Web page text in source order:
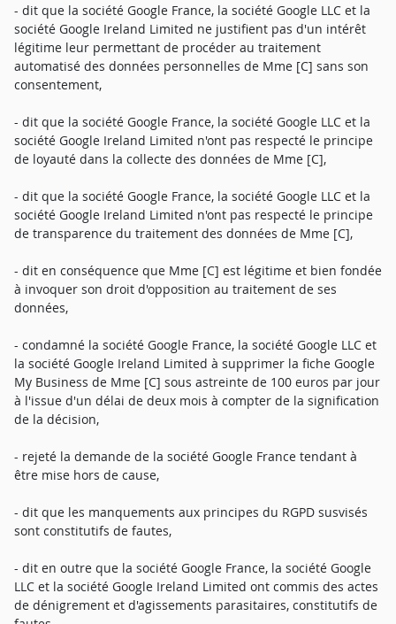
- dit que la société Google France, la société Google LLC et la
société Google Ireland Limited ne justifient pas d'un intérêt
légitime leur permettant de procéder au traitement
automatisé des données personnelles de Mme [C] sans son
consentement,
- dit que la société Google France, la société Google LLC et la
société Google Ireland Limited n'ont pas respecté le principe
de loyauté dans la collecte des données de Mme [C],
- dit que la société Google France, la société Google LLC et la
société Google Ireland Limited n'ont pas respecté le principe
de transparence du traitement des données de Mme [C],
- dit en conséquence que Mme [C] est légitime et bien fondée
à invoquer son droit d'opposition au traitement de ses
données,
- condamné la société Google France, la société Google LLC et
la société Google Ireland Limited à supprimer la fiche Google
My Business de Mme [C] sous astreinte de 100 euros par jour
à l'issue d'un délai de deux mois à compter de la signification
de la décision,
- rejeté la demande de la société Google France tendant à
être mise hors de cause,
- dit que les manquements aux principes du RGPD susvisés
sont constitutifs de fautes,
- dit en outre que la société Google France, la société Google
LLC et la société Google Ireland Limited ont commis des actes
de dénigrement et d'agissements parasitaires, constitutifs de